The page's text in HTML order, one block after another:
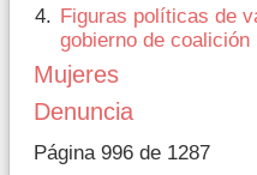
Figuras políticas de
gobierno de coalición
Mujeres
Denuncia
Página 996 de 1287